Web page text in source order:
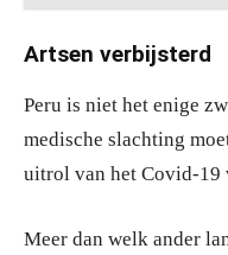
Artsen verbijsterd
Peru is niet het enige
medische slachting
uitrol van het Covid-19
Meer dan welk ander